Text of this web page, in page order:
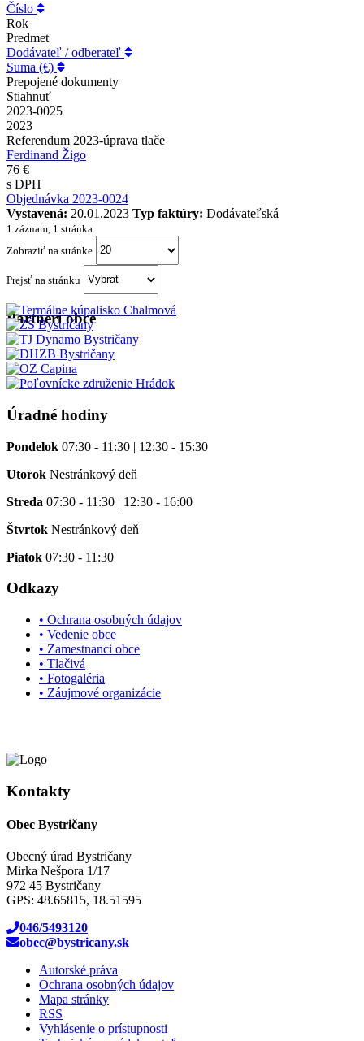
Číslo
Rok
Predmet
Dodávateľ / odberateľ
Suma (€)
Prepojené dokumenty
Stiahnuť
2023-0025
2023
Referendum 2023-úprava tlače
Ferdinand Žigo
76 €
s DPH
Objednávka 2023-0024
Vystavená: 20.01.2023 Typ faktúry: Dodávateľská
1 záznam, 1 stránka
Zobraziť na stránke
Prejsť na stránku
Partneri obce
Úradné hodiny
Pondelok 07:30 - 11:30 | 12:30 - 15:30
Utorok Nestránkový deň
Streda 07:30 - 11:30 | 12:30 - 16:00
Štvrtok Nestránkový deň
Piatok 07:30 - 11:30
Odkazy
• Ochrana osobných údajov
• Vedenie obce
• Zamestnanci obce
• Tlačivá
• Fotogaléria
• Záujmové organizácie
Kontakty
Obec Bystričany
Obecný úrad Bystričany
Mirka Nešpora 1/17
972 45 Bystričany
GPS: 48.65815, 18.51595
046/5493120
obec@bystricany.sk
Autorské práva
Ochrana osobných údajov
Mapa stránky
RSS
Vyhlásenie o prístupnosti